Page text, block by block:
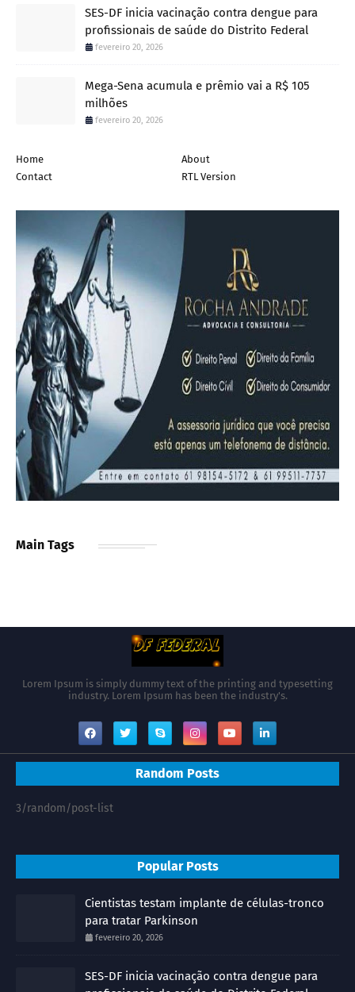
SES-DF inicia vacinação contra dengue para
profissionais de saúde do Distrito Federal
fevereiro 20, 2026
Mega-Sena acumula e prêmio vai a R$ 105
milhões
fevereiro 20, 2026
Home
About
Contact
RTL Version
Main Tags
Lorem Ipsum is simply dummy text of the printing and typesetting
industry. Lorem Ipsum has been the industry's.
Random Posts
3/random/post-list
Popular Posts
Cientistas testam implante de células-tronco
para tratar Parkinson
fevereiro 20, 2026
SES-DF inicia vacinação contra dengue para